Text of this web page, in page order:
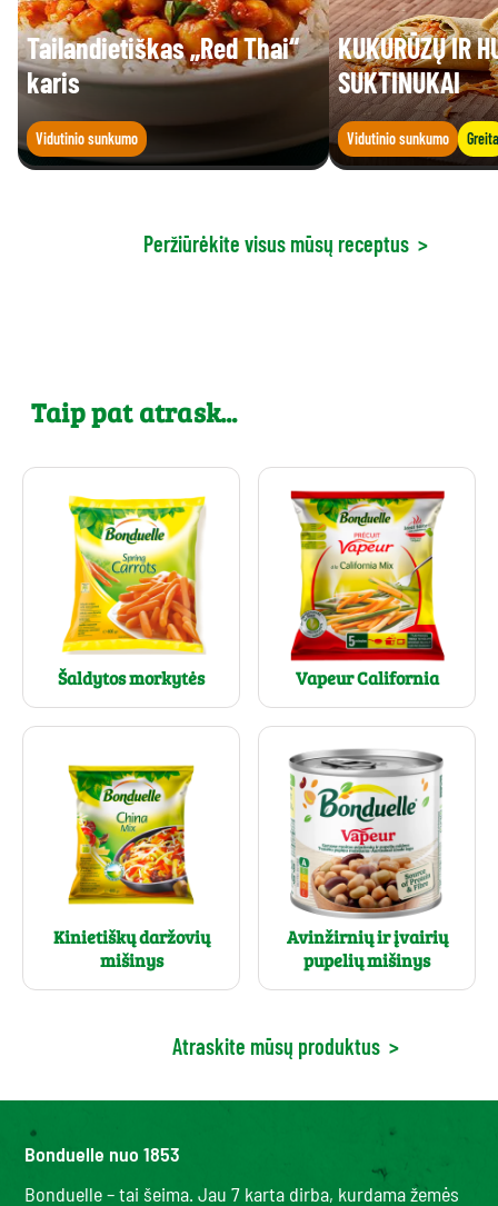
Tailandietiškas „Red Thai“
karis
Vidutinio sunkumo
KUKURŪZŲ IR
SUKTINUKAI
Vidutinio sunkumo Greita
Peržiūrėkite visus mūsų receptus >
Taip pat atrask...
Šaldytos morkytės Vapeur California
Kinietiškų daržovių
mišinys
Avinžirnių ir įvairių
pupelių mišinys
Atraskite mūsų produktus >
Bonduelle nuo 1853
Bonduelle – tai šeima. Jau 7 karta dirba, kurdama žemės